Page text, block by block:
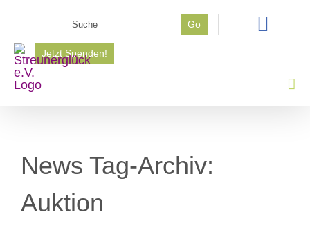
springen
Go
Jetzt Spenden!
News Tag-Archiv:
Auktion